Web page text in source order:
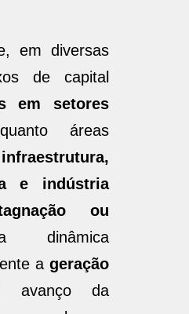
em diversas
de capital
em setores
áreas
infraestrutura,
e indústria
ou
dinâmica
a geração
da